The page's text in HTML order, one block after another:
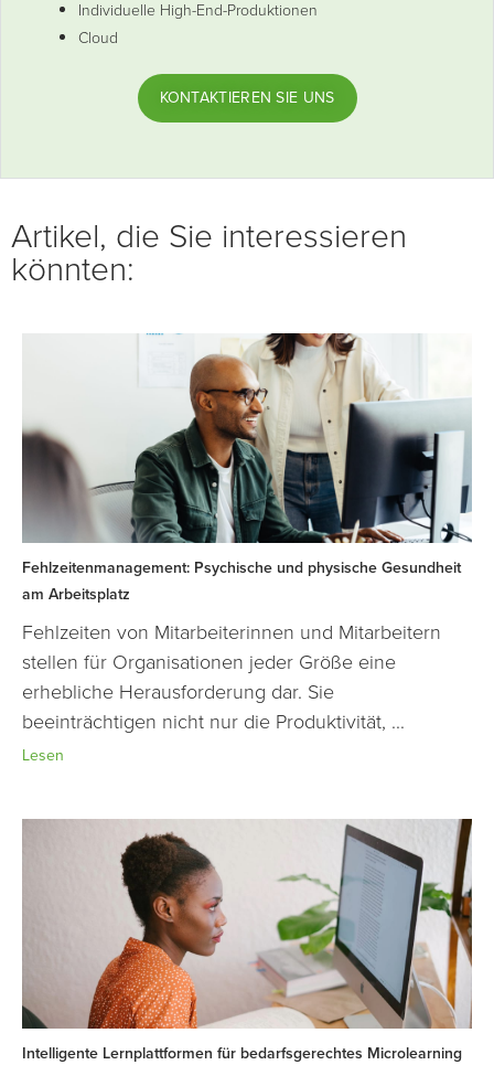
Individuelle High-End-Produktionen
Cloud
KONTAKTIEREN SIE UNS
Artikel, die Sie interessieren
könnten:
Fehlzeitenmanagement: Psychische und physische Gesundheit
am Arbeitsplatz
Fehlzeiten von Mitarbeiterinnen und Mitarbeitern
stellen für Organisationen jeder Größe eine
erhebliche Herausforderung dar. Sie
beeinträchtigen nicht nur die Produktivität, ...
Lesen
Intelligente Lernplattformen für bedarfsgerechtes Microlearning